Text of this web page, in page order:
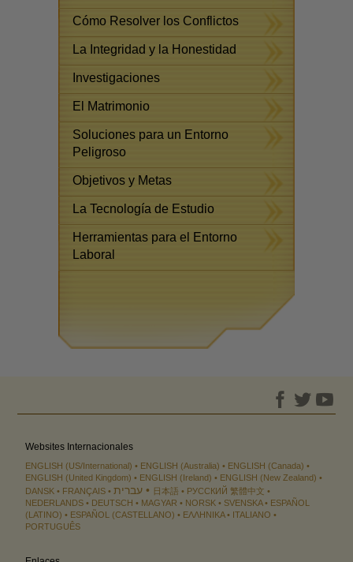
Cómo Resolver los Conflictos
La Integridad y la Honestidad
Investigaciones
El Matrimonio
Soluciones para un Entorno
Peligroso
Objetivos y Metas
La Tecnología de Estudio
Herramientas para el Entorno
Laboral
Websites Internacionales
ENGLISH (US/International) ENGLISH (Australia)
ENGLISH (Canada)
ENGLISH (United Kingdom)
ENGLISH (Ireland)
ENGLISH (New Zealand)
DANSK
FRANÇAIS עברית 日本語 РУССКИЙ 繁體中文
NEDERLANDS
DEUTSCH MAGYAR NORSK SVENSKA
ESPAÑOL
(LATINO)
ESPAÑOL (CASTELLANO) ΕΛΛΗΝΙΚA
ITALIANO
PORTUGUÊS